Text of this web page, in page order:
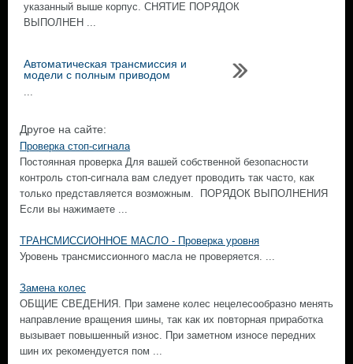
указанный выше корпус. СНЯТИЕ ПОРЯДОК
ВЫПОЛНЕН ...
Автоматическая трансмиссия и
модели с полным приводом
...
Другое на сайте:
Проверка стоп-сигнала
Постоянная проверка Для вашей собственной безопасности
контроль стоп-сигнала вам следует проводить так часто, как
только представляется возможным. ПОРЯДОК ВЫПОЛНЕНИЯ
Если вы нажимаете ...
ТРАНСМИССИОННОЕ МАСЛО - Проверка уровня
Уровень трансмиссионного масла не проверяется. ...
Замена колес
ОБЩИЕ СВЕДЕНИЯ. При замене колес нецелесообразно менять
направление вращения шины, так как их повторная приработка
вызывает повышенный износ. При заметном износе передних
шин их рекомендуется пом ...